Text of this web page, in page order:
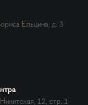
Ельцина, д. 3
12, стр. 1